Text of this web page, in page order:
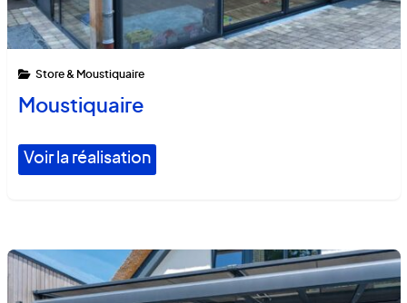
Store & Moustiquaire
Moustiquaire
Voir la réalisation